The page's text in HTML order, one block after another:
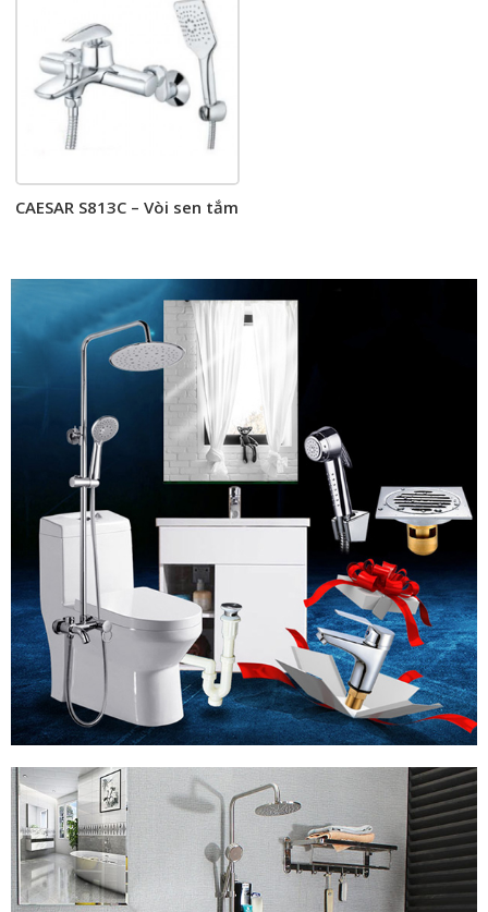
CAESAR S813C – Vòi sen tắm